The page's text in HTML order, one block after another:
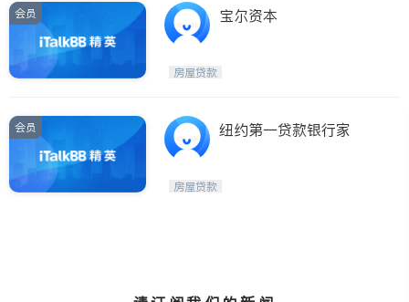
会员 宝尔资本
房屋贷款
会员 纽约第一贷款银行家
房屋贷款